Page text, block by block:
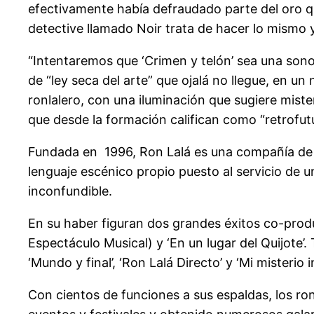
efectivamente había defraudado parte del oro
detective llamado Noir trata de hacer lo mismo
“Intentaremos que ‘Crimen y telón’ sea una
de “ley seca del arte” que ojalá no llegue, en
ronlalero, con una iluminación que sugiere
que desde la formación califican como
Fundada en 1996, Ron Lalá es una compañía
lenguaje escénico propio puesto al servicio de
inconfundible.
En su haber figuran dos grandes éxitos co-
Espectáculo Musical) y ‘En un lugar del Quijote’.
‘Mundo y final’, ‘Ron Lalá Directo’ y ‘Mi misterio
Con cientos de funciones a sus espaldas, los